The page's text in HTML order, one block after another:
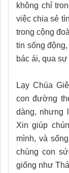
không chỉ
việc chia sẻ
trong cộng
tin sống
bác ái, qua
Lạy Chúa
con đường
dàng, nhưng
Xin giúp
mình, và
chúng con
giống như